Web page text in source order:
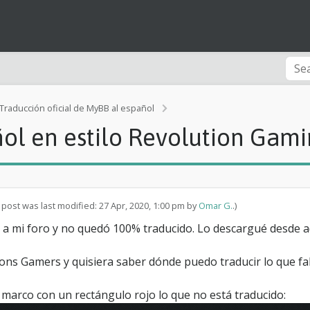
Traducción oficial de MyBB al español
a
d
u
i
p
a
b
a
s
en estilo Revolution
post was last modified: 27 Apr, 2020, 1:00 pm byOmar G..)
mi foro y no quedó 100% traducido. Lo descargué desde
Gamers y quisiera saber dónde puedo traducir lo que
con un rectángulo rojo lo que no está traducido: